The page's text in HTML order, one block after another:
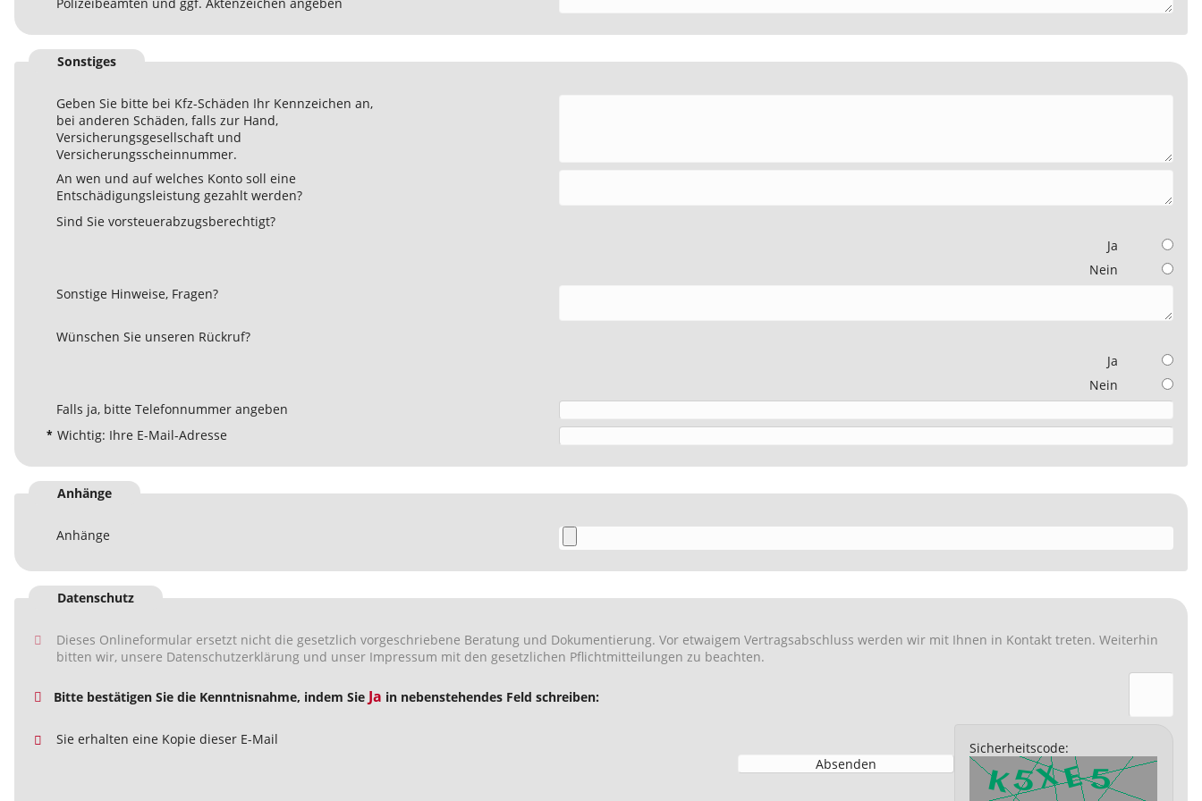
Polizeibeamten und ggf. Aktenzeichen angeben
Sonstiges
Geben Sie bitte bei Kfz-Schäden Ihr Kennzeichen an,
bei anderen Schäden, falls zur Hand,
Versicherungsgesellschaft und
Versicherungsscheinnummer.
An wen und auf welches Konto soll eine
Entschädigungsleistung gezahlt werden?
Sind Sie vorsteuerabzugsberechtigt?
Ja
Nein
Sonstige Hinweise, Fragen?
Wünschen Sie unseren Rückruf?
Ja
Nein
Falls ja, bitte Telefonnummer angeben
* Wichtig: Ihre E-Mail-Adresse
Anhänge
Anhänge
Datenschutz
Dieses Onlineformular ersetzt nicht die gesetzlich vorgeschriebene Beratung und Dokumentierung. Vor etwaigem Vertragsabschluss werden wir mit Ihnen in Kontakt treten. Weiterhin
bitten wir, unsere Datenschutzerklärung und unser Impressum mit den gesetzlichen Pflichtmitteilungen zu beachten.
Bitte bestätigen Sie die Kenntnisnahme, indem Sie Ja in nebenstehendes Feld schreiben:
Sicherheitscode:
Sie erhalten eine Kopie dieser E-Mail